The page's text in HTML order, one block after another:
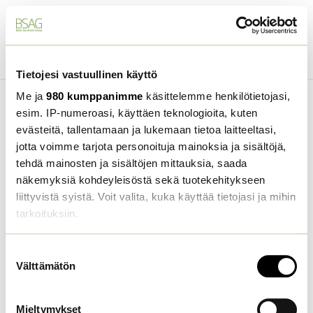
Tietojesi vastuullinen käyttö
Me ja 980 kumppanimme käsittelemme henkilötietojasi,
esim. IP-numeroasi, käyttäen teknologioita, kuten
evästeitä, tallentamaan ja lukemaan tietoa laitteeltasi,
jotta voimme tarjota personoituja mainoksia ja sisältöjä,
tehdä mainosten ja sisältöjen mittauksia, saada
näkemyksiä kohdeyleisöstä sekä tuotekehitykseen
liittyvistä syistä. Voit valita, kuka käyttää tietojasi ja mihin
tarkoituksiin.
voit määrittää asetuksesi
. Voit muuttaa
valinta
Välttämätön
Mieltymykset
Takaisin
Sinun on rekisteröidyttävä ja kirjauduttava sisään
tehdäksesi tehtävän, suorittaaksesi kurssin ja
saadaksesi todistuksen.
Kirjaudu sisään
Rekisteröidy
Test lesson 3